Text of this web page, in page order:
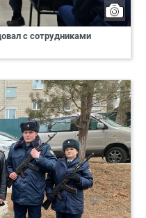
с сотрудниками